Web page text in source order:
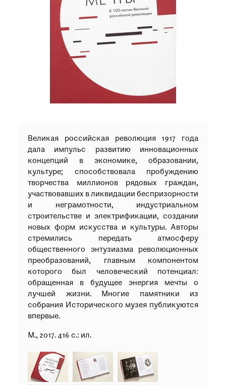
Опрос о качестве работы музея
Просим вас пройти опрос
о качестве работы музея. Ваше
мнение поможет нам стать лучше!
Пройти опрос
Великая российская революция 1917 года
дала импульс развитию инновационных
концепций в экономике, образовании,
культуре; способствовала пробуждению
творчества миллионов рядовых граждан,
участвовавших в ликвидации беспризорности
и неграмотности, индустриальном
строительстве и электрификации, создании
новых форм искусства и культуры. Авторы
стремились передать атмосферу
общественного энтузиазма революционных
преобразований, главным компонентом
которого был человеческий потенциал:
обращенная в будущее энергия мечты о
лучшей жизни. Многие памятники из
собрания Исторического музея публикуются
впервые.
М., 2017. 416 с.: ил.